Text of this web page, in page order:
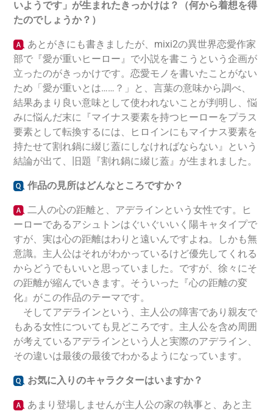
いようです」 が生まれたきっかけは？（何から着想を得
たのでしょうか？）
あとがきにも書きましたが、mixi2の異世界恋愛作家
部で『愛が重いヒーロー』で小説を書こうという企画が
立ったのがきっかけです。恋愛モノを書いたことがない
ため「愛が重いとは……？」と、言葉の意味から調べ、
結果あまり良い意味として使われないことが判明し、悩
みに悩んだ末に『マイナス要素を持つヒーローをプラス
要素として転換するには、ヒロインにもマイナス要素を
持たせて割れ鍋に綴じ蓋にしなければならない』という
結論が出て、旧題『割れ鍋に綴じ蓋』が生まれました。
作品の見所はどんなところですか？
二人の心の距離と、アデラインという女性です。ヒ
ーローであるアシュトンはぐいぐいいく陽キャタイプで
すが、実は心の距離はわりと遠いんですよね。しかも無
意識。主人公はそれがわかっているけど優先してくれる
からどうでもいいと思っていました。ですが、徐々にそ
の距離が縮んでいきます。そういった『心の距離の変
化』がこの作品のテーマです。
そしてアデラインという、主人公の障害であり親友で
もある女性についても見どころです。主人公を含め周囲
が考えているアデラインという人と実際のアデライン、
その違いは最後の最後でわかるようになっています。
お気に入りのキャラクターはいますか？
あまり登場しませんが主人公の家の執事と、あと主